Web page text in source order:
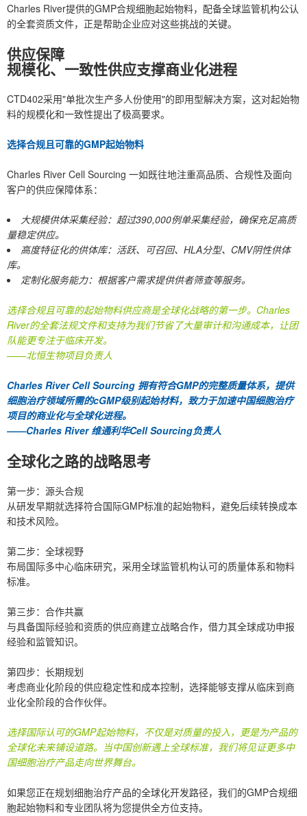
Charles River提供的GMP合规细胞起始物料，配备全球监管机构公认
的全套资质文件，正是帮助企业应对这些挑战的关键。
供应保障
规模化、一致性供应支撑商业化进程
CTD402采用"单批次生产多人份使用"的即用型解决方案，这对起始物
料的规模化和一致性提出了极高要求。
选择合规且可靠的GMP起始物料
Charles River Cell Sourcing 一如既往地注重高品质、合规性及面向
客户的供应保障体系：
大规模供体采集经验：超过390,000例单采集经验，确保充足高质
量稳定供应。
高度特征化的供体库：活跃、可召回、HLA分型、CMV阴性供体
库。
定制化服务能力：根据客户需求提供供者筛查等服务。
选择合规且可靠的起始物料供应商是全球化战略的第一步。Charles
River的全套法规文件和支持为我们节省了大量审计和沟通成本，让团
队能更专注于临床开发。
——北恒生物项目负责人
Charles River Cell Sourcing 拥有符合GMP的完整质量体系，提供
细胞治疗领域所需的cGMP级别起始材料，致力于加速中国细胞治疗
项目的商业化与全球化进程。
——Charles River 维通利华Cell Sourcing负责人
全球化之路的战略思考
第一步：源头合规
从研发早期就选择符合国际GMP标准的起始物料，避免后续转换成本
和技术风险。
第二步：全球视野
布局国际多中心临床研究，采用全球监管机构认可的质量体系和物料
标准。
第三步：合作共赢
与具备国际经验和资质的供应商建立战略合作，借力其全球成功申报
经验和监管知识。
第四步：长期规划
考虑商业化阶段的供应稳定性和成本控制，选择能够支撑从临床到商
业化全阶段的合作伙伴。
选择国际认可的GMP起始物料，不仅是对质量的投入，更是为产品的
全球化未来铺设道路。当中国创新遇上全球标准，我们将见证更多中
国细胞治疗产品走向世界舞台。
如果您正在规划细胞治疗产品的全球化开发路径，我们的GMP合规细
胞起始物料和专业团队将为您提供全方位支持。